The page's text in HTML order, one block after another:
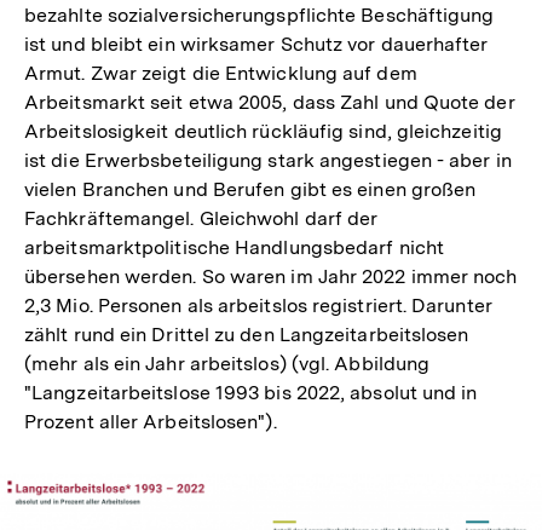
bezahlte sozialversicherungspflichte Beschäftigung
ist und bleibt ein wirksamer Schutz vor dauerhafter
Armut. Zwar zeigt die Entwicklung auf dem
Arbeitsmarkt seit etwa 2005, dass Zahl und Quote der
Arbeitslosigkeit deutlich rückläufig sind, gleichzeitig
ist die Erwerbsbeteiligung stark angestiegen - aber in
vielen Branchen und Berufen gibt es einen großen
Fachkräftemangel. Gleichwohl darf der
arbeitsmarktpolitische Handlungsbedarf nicht
übersehen werden. So waren im Jahr 2022 immer noch
2,3 Mio. Personen als arbeitslos registriert. Darunter
zählt rund ein Drittel zu den Langzeitarbeitslosen
(mehr als ein Jahr arbeitslos) (vgl. Abbildung
"Langzeitarbeitslose 1993 bis 2022, absolut und in
Prozent aller Arbeitslosen").